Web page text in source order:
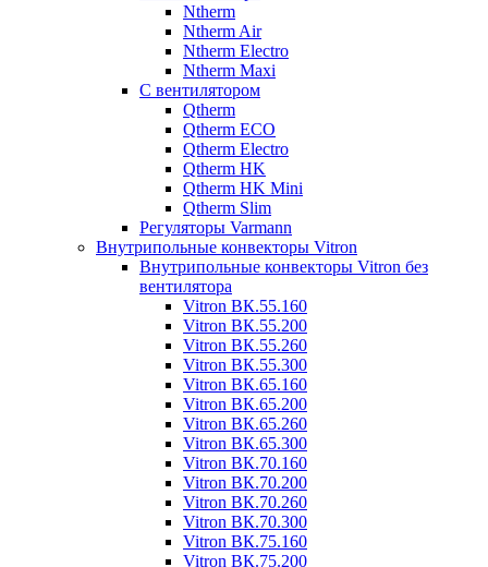
Ntherm
Ntherm Air
Ntherm Electro
Ntherm Maxi
С вентилятором
Qtherm
Qtherm ECO
Qtherm Electro
Qtherm HK
Qtherm HK Mini
Qtherm Slim
Регуляторы Varmann
Внутрипольные конвекторы Vitron
Внутрипольные конвекторы Vitron без
вентилятора
Vitron ВК.55.160
Vitron ВК.55.200
Vitron ВК.55.260
Vitron ВК.55.300
Vitron ВК.65.160
Vitron ВК.65.200
Vitron ВК.65.260
Vitron ВК.65.300
Vitron ВК.70.160
Vitron ВК.70.200
Vitron ВК.70.260
Vitron ВК.70.300
Vitron ВК.75.160
Vitron ВК.75.200